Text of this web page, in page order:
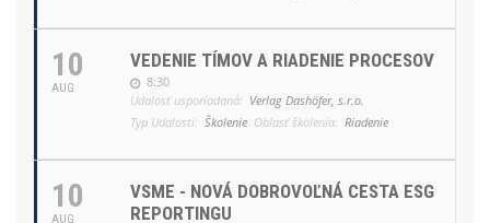
10
AUG
VEDENIE TÍMOV A RIADENIE PROCESOV
8:30
Udalosť usporiadaná: Verlag Dashöfer, s.r.o.
Typ Udalosti: Školenie Oblasť školenia: Riadenie
10
AUG
VSME - NOVÁ DOBROVOĽNÁ CESTA ESG
REPORTINGU